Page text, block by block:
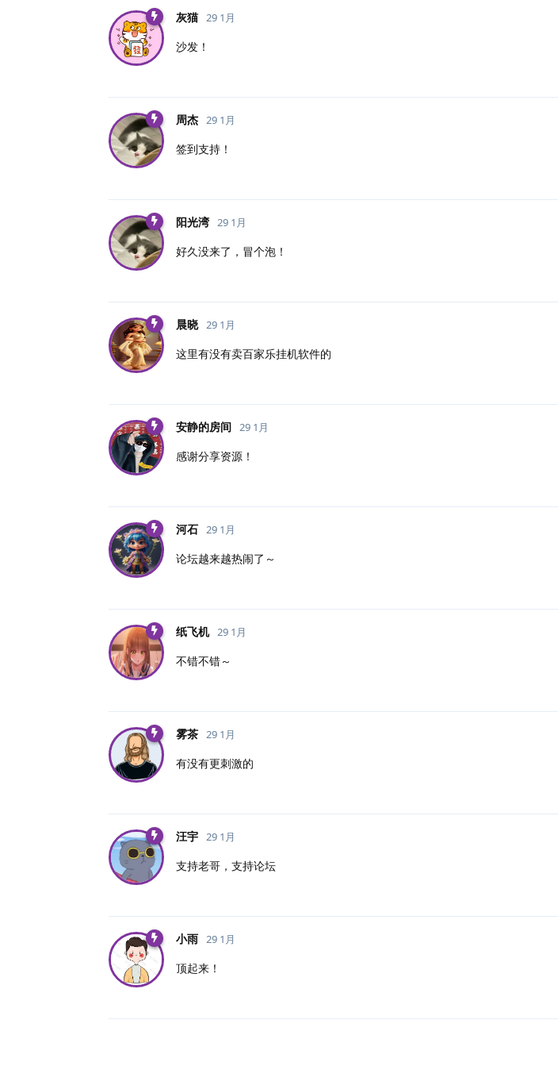
灰猫 29 1月
沙发！
周杰 29 1月
签到支持！
阳光湾 29 1月
好久没来了，冒个泡！
晨晓 29 1月
这里有没有卖百家乐挂机软件的
安静的房间 29 1月
感谢分享资源！
河石 29 1月
论坛越来越热闹了～
纸飞机 29 1月
不错不错～
雾茶 29 1月
有没有更刺激的
汪宇 29 1月
支持老哥，支持论坛
小雨 29 1月
顶起来！